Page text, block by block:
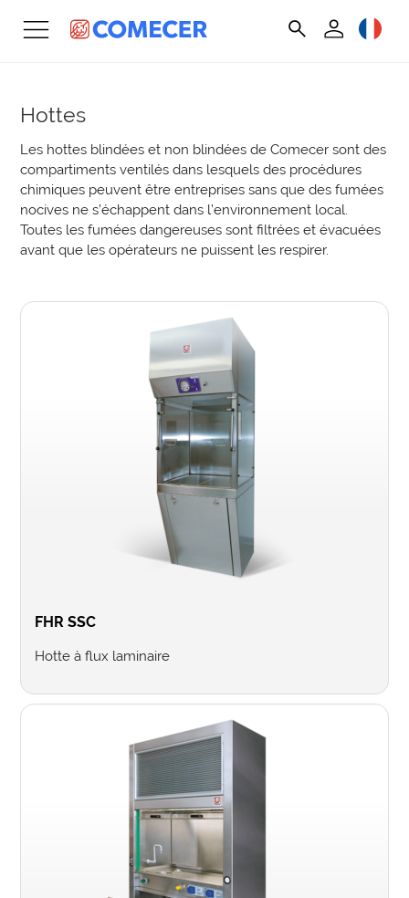
Hottes
Les hottes blindées et non blindées de Comecer sont des
compartiments ventilés dans lesquels des procédures
chimiques peuvent être entreprises sans que des fumées
nocives ne s’échappent dans l’environnement local.
Toutes les fumées dangereuses sont filtrées et évacuées
avant que les opérateurs ne puissent les respirer.
FHR SSC
Hotte à flux laminaire